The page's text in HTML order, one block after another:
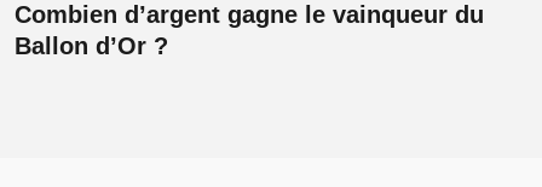
Combien d’argent gagne le vainqueur du
Ballon d’Or ?